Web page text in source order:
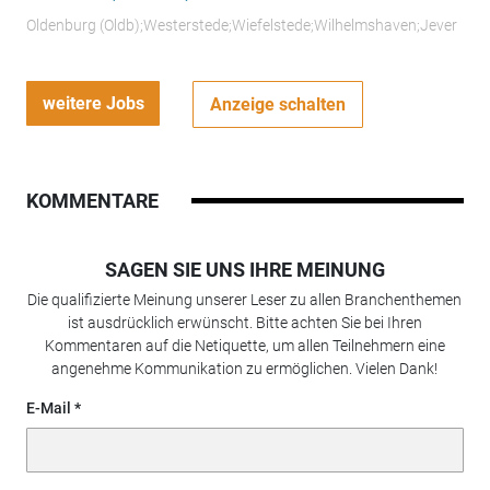
Oldenburg (Oldb);Westerstede;Wiefelstede;Wilhelmshaven;Jever
weitere Jobs Anzeige schalten
KOMMENTARE
SAGEN SIE UNS IHRE MEINUNG
Die qualifizierte Meinung unserer Leser zu allen Branchenthemen
ist ausdrücklich erwünscht. Bitte achten Sie bei Ihren
Kommentaren auf die Netiquette, um allen Teilnehmern eine
angenehme Kommunikation zu ermöglichen. Vielen Dank!
E-Mail